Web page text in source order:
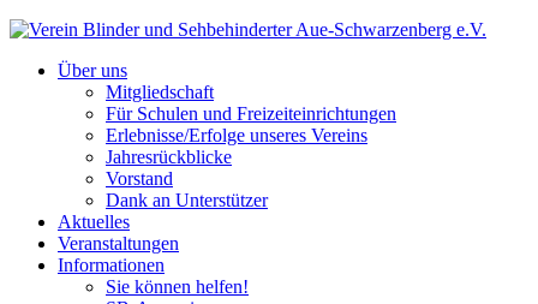
Über uns
Mitgliedschaft
Für Schulen und Freizeiteinrichtungen
Erlebnisse/Erfolge unseres Vereins
Jahresrückblicke
Vorstand
Dank an Unterstützer
Aktuelles
Veranstaltungen
Informationen
Sie können helfen!